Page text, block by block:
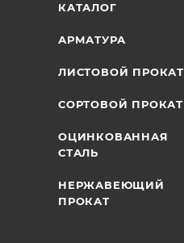
КАТАЛОГ
АРМАТУРА
ЛИСТОВОЙ ПРОКАТ
СОРТОВОЙ ПРОКАТ
ОЦИНКОВАННАЯ
СТАЛЬ
НЕРЖАВЕЮЩИЙ
ПРОКАТ